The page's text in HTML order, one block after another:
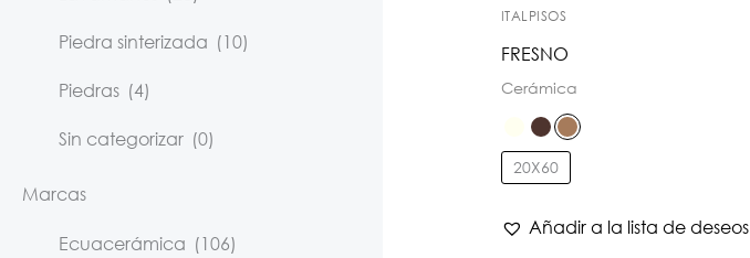
Piedra sinterizada (10)
Piedras (4)
Sin categorizar (0)
Marcas
Ecuacerámica (106)
ITALPISOS
FRESNO
Cerámica
20X60
Añadir a la lista de deseos